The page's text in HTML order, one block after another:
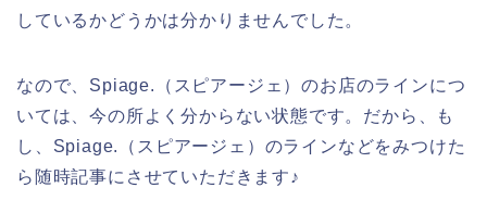
しているかどうかは分かりませんでした。
なので、Spiage.（スピアージェ）のお店のラインにつ
いては、今の所よく分からない状態です。だから、も
し、Spiage.（スピアージェ）のラインなどをみつけた
ら随時記事にさせていただきます♪